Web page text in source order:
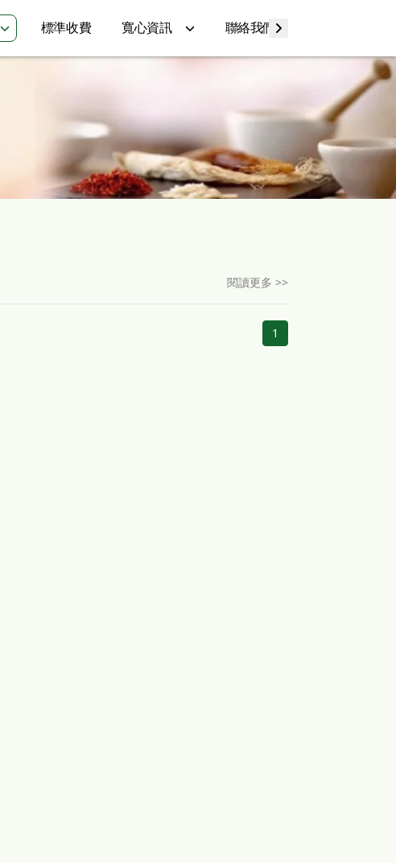
標準收費 寬心資訊 聯絡我們
閱讀更多 >>
1